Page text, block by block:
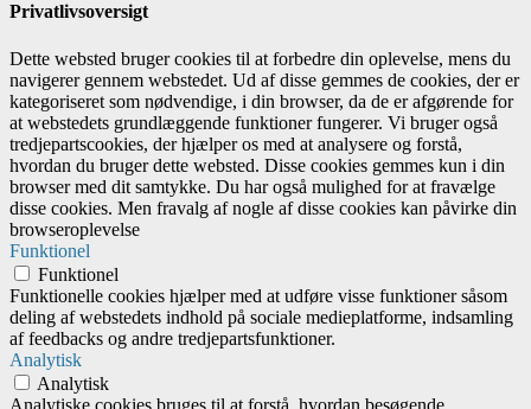
Privatlivsoversigt
Dette websted bruger cookies til at forbedre din oplevelse, mens du
navigerer gennem webstedet. Ud af disse gemmes de cookies, der er
kategoriseret som nødvendige, i din browser, da de er afgørende for
at webstedets grundlæggende funktioner fungerer. Vi bruger også
tredjepartscookies, der hjælper os med at analysere og forstå,
hvordan du bruger dette websted. Disse cookies gemmes kun i din
browser med dit samtykke. Du har også mulighed for at fravælge
disse cookies. Men fravalg af nogle af disse cookies kan påvirke din
browseroplevelse
Funktionel
Funktionel
Funktionelle cookies hjælper med at udføre visse funktioner såsom
deling af webstedets indhold på sociale medieplatforme, indsamling
af feedbacks og andre tredjepartsfunktioner.
Analytisk
Analytisk
Analytiske cookies bruges til at forstå, hvordan besøgende